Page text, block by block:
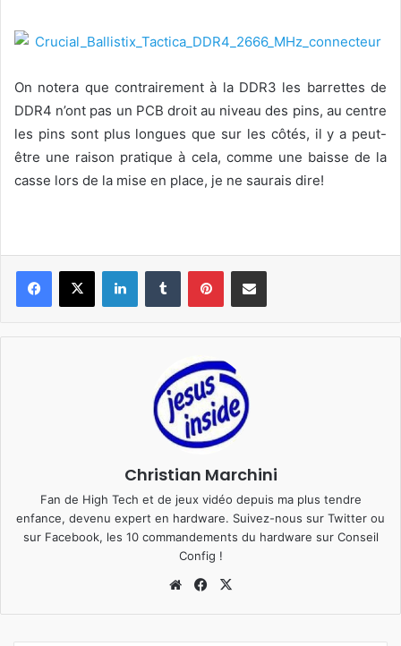
On notera que contrairement à la DDR3 les barrettes de
DDR4 n’ont pas un PCB droit au niveau des pins, au centre
les pins sont plus longues que sur les côtés, il y a peut-
être une raison pratique à cela, comme une baisse de la
casse lors de la mise en place, je ne saurais dire!
Christian Marchini
Fan de High Tech et de jeux vidéo depuis ma plus tendre
enfance, devenu expert en hardware. Suivez-nous sur Twitter ou
sur Facebook, les 10 commandements du hardware sur Conseil
Config !
We
Fa